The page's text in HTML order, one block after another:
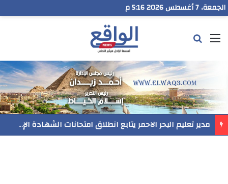
الجمعة، 7 أغسطس 2026 5:16 م
القائمة
مدير تعليم البحر الاحمر يتابع انطلاق امتحانات الشهادة الإعدادية ويؤكد: الانضباط